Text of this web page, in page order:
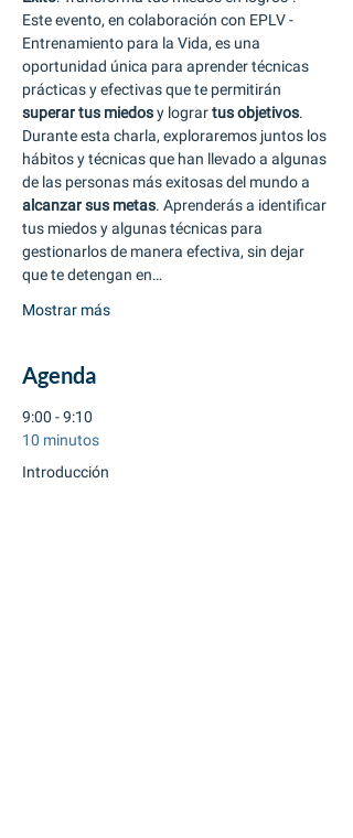
Este evento, en colaboración con EPLV -
Entrenamiento para la Vida, es una
oportunidad única para aprender técnicas
prácticas y efectivas que te permitirán
superar tus miedos y lograr tus objetivos.
Durante esta charla, exploraremos juntos los
hábitos y técnicas que han llevado a algunas
de las personas más exitosas del mundo a
alcanzar sus metas. Aprenderás a identificar
tus miedos y algunas técnicas para
gestionarlos de manera efectiva, sin dejar
que te detengan en…
Mostrar más
Agenda
9:00 - 9:10
10 minutos
Introducción